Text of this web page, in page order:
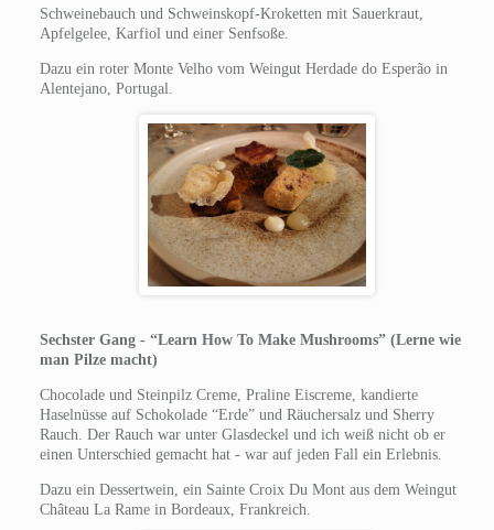
Schweinebauch und Schweinskopf-Kroketten mit Sauerkraut,
Apfelgelee, Karfiol und einer Senfsoße.
Dazu ein roter Monte Velho vom Weingut Herdade do Esperão in
Alentejano, Portugal.
Sechster Gang - “Learn How To Make Mushrooms” (Lerne wie
man Pilze macht)
Chocolade und Steinpilz Creme, Praline Eiscreme, kandierte
Haselnüsse auf Schokolade “Erde” und Räuchersalz und Sherry
Rauch. Der Rauch war unter Glasdeckel und ich weiß nicht ob er
einen Unterschied gemacht hat - war auf jeden Fall ein Erlebnis.
Dazu ein Dessertwein, ein Sainte Croix Du Mont aus dem Weingut
Château La Rame in Bordeaux, Frankreich.